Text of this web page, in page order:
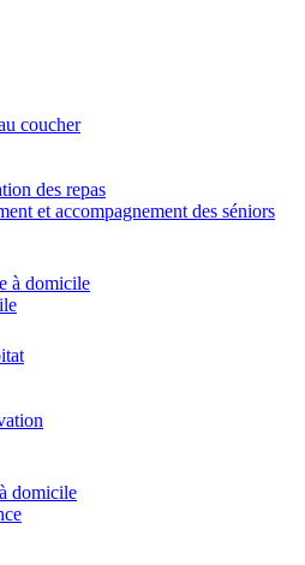
coucher
des repas
et accompagnement des séniors
à domicile
domicile